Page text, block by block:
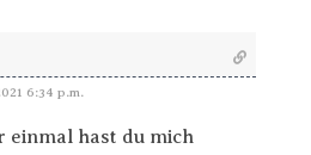
6:34 p.m.
einmal hast du mich